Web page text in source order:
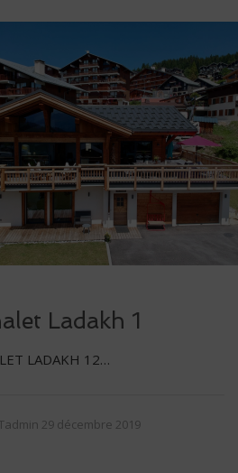
Ladakh 1
LADAKH 12…
29 décembre 2019